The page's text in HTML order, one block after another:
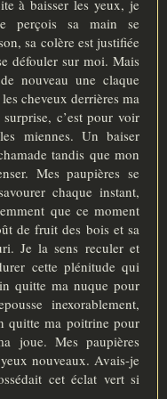
à baisser les yeux, je
perçois sa main se
sa colère est justifiée
défouler sur moi. Mais
nouveau une claque
cheveux derrières ma
c’est pour voir
miennes. Un baiser
tandis que mon
Mes paupières se
chaque instant,
que ce moment
de fruit des bois et sa
Je la sens reculer et
cette plénitude qui
quitte ma nuque pour
inexorablement,
quitte ma poitrine pour
joue. Mes paupières
nouveaux. Avais-je
cet éclat vert si